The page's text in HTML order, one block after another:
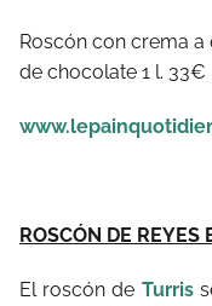
Roscón con crema
de chocolate 1 l. 33€
ROSCÓN DE REYES
El roscón de Turris